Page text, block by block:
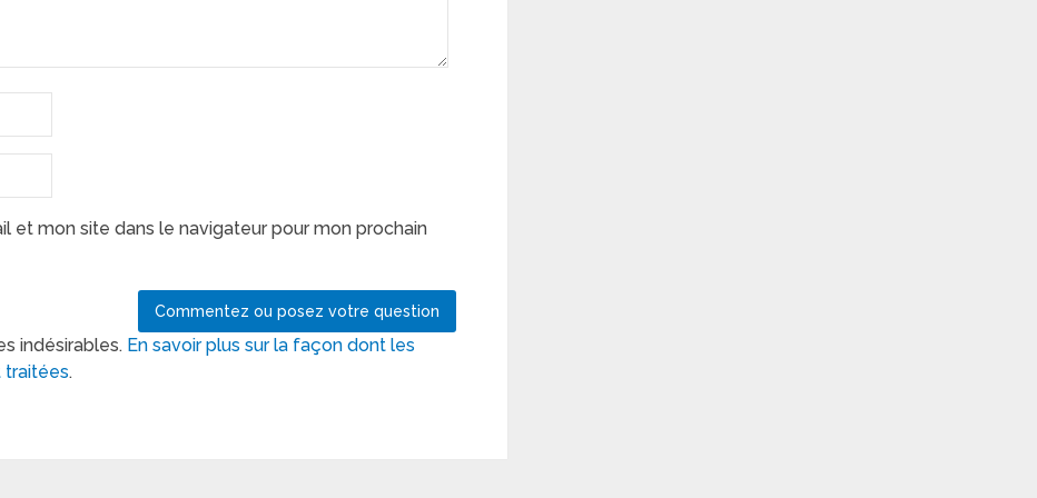
et mon site dans le navigateur pour mon prochain
indésirables. En savoir plus sur la façon dont les
traitées.